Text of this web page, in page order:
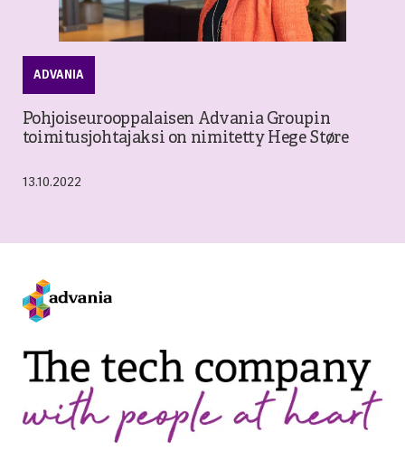
ADVANIA
Pohjoiseurooppalaisen Advania Groupin
toimitusjohtajaksi on nimitetty Hege Støre
13.10.2022